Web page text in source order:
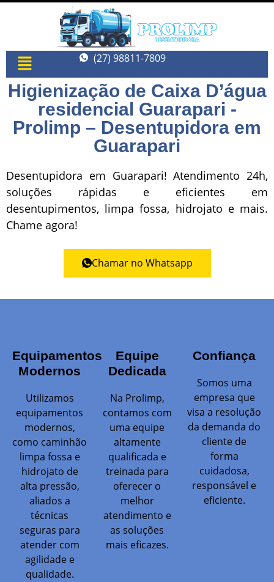
(27) 98811-7809
Higienização de Caixa D’água
residencial Guarapari -
Prolimp – Desentupidora em
Guarapari
Desentupidora em Guarapari! Atendimento 24h,
soluções rápidas e eficientes em
desentupimentos, limpa fossa, hidrojato e mais.
Chame agora!
Chamar no Whatsapp
Equipamentos
Modernos
Utilizamos
equipamentos
modernos,
como caminhão
limpa fossa e
hidrojato de
alta pressão,
aliados a
técnicas
seguras para
atender com
agilidade e
qualidade.
Equipe
Dedicada
Na Prolimp,
contamos com
uma equipe
altamente
qualificada e
treinada para
oferecer o
melhor
atendimento e
as soluções
mais eficazes.
Confiança
Somos uma
empresa que
visa a resolução
da demanda do
cliente de
forma
cuidadosa,
responsável e
eficiente.